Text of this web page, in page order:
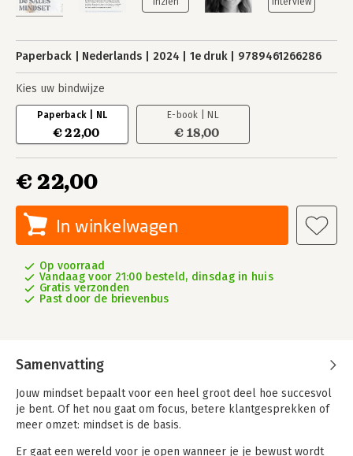
Paperback Nederlands 2024 1e druk 9789461266286
Kies uw bindwijze
Paperback | NL
€ 22,00
E-book | NL
€ 18,00
€ 22,00
In winkelwagen
Op voorraad
Vandaag voor 21:00 besteld, dinsdag in huis
Gratis verzonden
Past door de brievenbus
Samenvatting
Jouw mindset bepaalt voor een heel groot deel hoe succesvol
je bent. Of het nou gaat om focus, betere klantgesprekken of
meer omzet: mindset is de basis.
Er gaat een wereld voor je open wanneer je je bewust wordt